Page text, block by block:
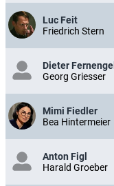
Luc Feit
Friedrich Stern
Dieter Fernengel
Georg Griesser
Mimi Fiedler
Bea Hintermeier
Anton Figl
Harald Groeber